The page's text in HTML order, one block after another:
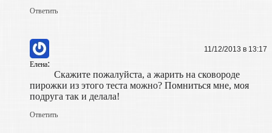
Ответить
Елена:
11/12/2013 в 13:17
Скажите пожалуйста, а жарить на сковороде
пирожки из этого теста можно? Помниться мне, моя
подруга так и делала!
Ответить